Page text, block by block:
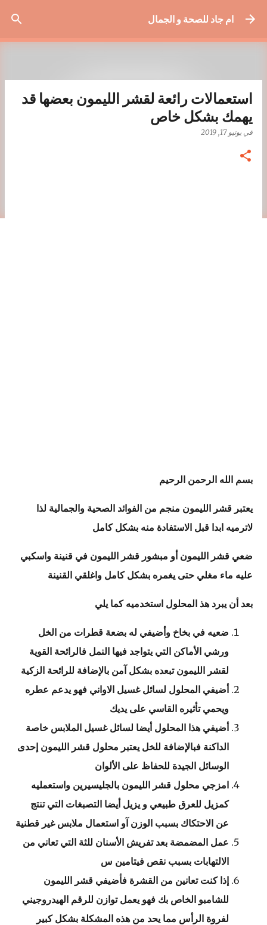
التخطي إلى المحتوى الرئيسيام جاد للصحة و الجمال
استعمالات رائعة لقشر الليمون بعضها قد
يهمك بشكل خاص
في يونيو 17, 2019
بسم الله الرحمن الرحيم
يعتبر قشر الليمون منجم من الفوائد الصحية والجمالية لذا
لاترميه ابدا قبل الاستفادة منه بشكل كامل
ضعي قشر الليمون أو مبشور قشر الليمون في قنينة واسكبي
عليه ماء مغلي حتى يغمره بشكل كامل واغلقي القنينة
بعد أن يبرد هذ المحلول استخدميه كما يلي
ضعيه في بخاخ وأضيفي له بضعة قطرات من الخل
ورشي الأماكن التي يتواجد فيها النمل فالرائحة القوية
لقشر الليمون تبعده بشكل آمن بالإضافة للرائحة الزكية
أضيفي المحلول لسائل غسيل الاواني فهو يدعم عطره
ويحمي تأثيره القاسي على يديك
أضيفي هذا المحلول أيضا لسائل غسيل الملابس خاصة
الداكنة فبالإضافة للخل يعتبر محلول قشر الليمون إحدى
الوسائل الجيدة للحفاظ على الألوان
امزجي محلول قشر الليمون بالجليسيرين واستعمليه
كمزيل للعرق طبيعي و يزيل أيضا التصبغات التي تنتج
عن الاحتكاك بسبب الوزن آو استعمال ملابس غير قطنية
عمل المضمضة بعد تفريش الأسنان للثة التي تعاني من
الالتهابات بسبب نقص فيتامين س
إذا كنت تعانين من القشرة فأضيفي قشر الليمون
للشامبو الخاص بك فهو يعمل توازن للرقم الهيدروجيني
لفروة الرأس مما يحد من هذه المشكلة بشكل كبير